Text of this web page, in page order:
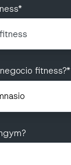
*
fitness?*